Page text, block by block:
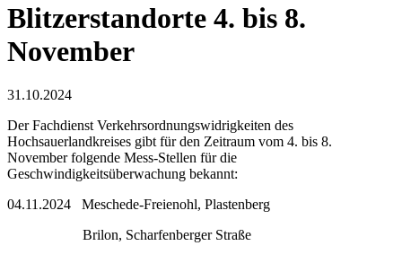
Blitzerstandorte 4. bis 8.
November
31.10.2024
Der Fachdienst Verkehrsordnungswidrigkeiten des
Hochsauerlandkreises gibt für den Zeitraum vom 4. bis 8.
November folgende Mess-Stellen für die
Geschwindigkeitsüberwachung bekannt:
04.11.2024 Meschede-Freienohl, Plastenberg
Brilon, Scharfenberger Straße